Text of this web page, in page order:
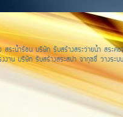
ระน้ำร้อน บริษัท รับสร้างสระว่ายน้ำ สระ
าน บริษัท รับสร้างสระสปา จากุซชี่ วางระ